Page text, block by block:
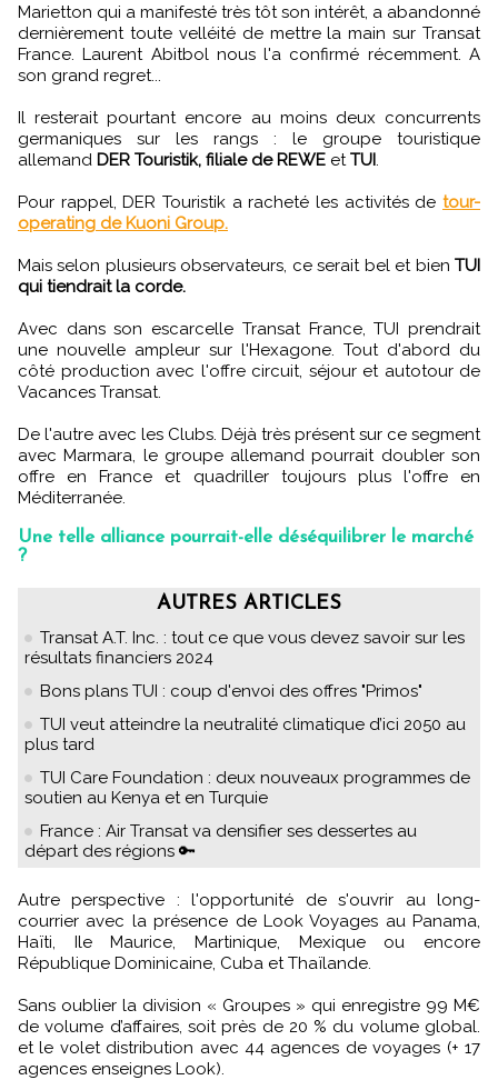
Marietton qui a manifesté très tôt son intérêt, a abandonné
dernièrement toute velléité de mettre la main sur Transat
France. Laurent Abitbol nous l'a confirmé récemment. A
son grand regret...
Il resterait pourtant encore au moins deux concurrents
germaniques sur les rangs : le groupe touristique
allemand DER Touristik, filiale de REWE et TUI
Pour rappel, DER Touristik a racheté les activités de tour-
operating de Kuoni Group.
Mais selon plusieurs observateurs, ce serait bel et bien TUI
qui tiendrait la corde.
Avec dans son escarcelle Transat France, TUI prendrait
une nouvelle ampleur sur l'Hexagone. Tout d'abord du
côté production avec l'offre circuit, séjour et autotour de
Vacances Transat.
De l'autre avec les Clubs. Déjà très présent sur ce segment
avec Marmara, le groupe allemand pourrait doubler son
offre en France et quadriller toujours plus l'offre en
Méditerranée.
Une telle alliance pourrait-elle déséquilibrer le marché
?
AUTRES ARTICLES
Transat A.T. Inc. : tout ce que vous devez savoir sur les
résultats financiers 2024
Bons plans TUI : coup d'envoi des offres "Primos"
TUI veut atteindre la neutralité climatique d’ici 2050 au
plus tard
TUI Care Foundation : deux nouveaux programmes de
soutien au Kenya et en Turquie
France : Air Transat va densifier ses dessertes au
départ des régions 🔑
Autre perspective : l'opportunité de s'ouvrir au long-
courrier avec la présence de Look Voyages au Panama,
Haïti, Ile Maurice, Martinique, Mexique ou encore
République Dominicaine, Cuba et Thaïlande.
Sans oublier la division « Groupes » qui enregistre 99 M€
de volume d’affaires, soit près de 20 % du volume global.
et le volet distribution avec 44 agences de voyages (+ 17
agences enseignes Look).